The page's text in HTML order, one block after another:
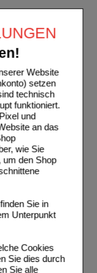
Website
setzen
technisch
funktioniert.
und
an das
wie Sie
um den Shop
Sie in
Unterpunkt
Cookies
Sie dies durch
Sie alle